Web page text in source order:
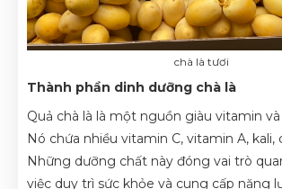
chà là tươi
Thành phần dinh dưỡng chà là
Quả chà là là một nguồn giàu vitamin
Nó chứa nhiều vitamin C, vitamin A, kali,
Những dưỡng chất này đóng vai trò
việc duy trì sức khỏe và cung cấp năng